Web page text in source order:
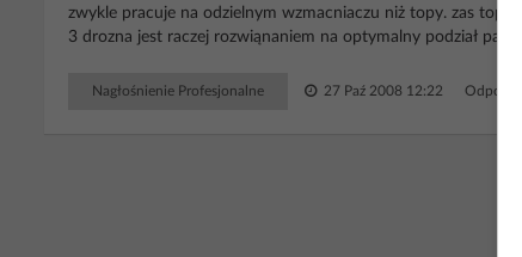
zwykle pracuje na odzielnym wzmacniaczu niż topy. zas
3 drozna jest raczej rozwiąnaniem na optymalny podział
Nagłośnienie Profesjonalne 27 Paź 2008 12:22